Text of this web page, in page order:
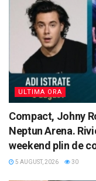
ULTIMA ORA
Compact, Johny
Neptun Arena.
weekend plin de
5 AUGUST, 2026 30